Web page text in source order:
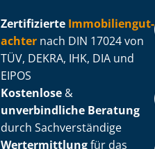
Zertifizierte Im­mo­bi­li­en­gut­
ach­ter nach DIN 17024 von
TÜV, DEKRA, IHK, DIA und
EIPOS
Kostenlose &
unverbindliche Beratung
durch Sachverständige
Wertermittlungfür das